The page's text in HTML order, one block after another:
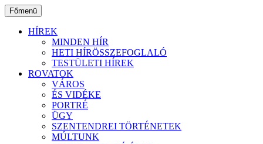
Ugrás
a
tartalomhoz
Főmenü
HÍREK
MINDEN HÍR
HETI HÍRÖSSZEFOGLALÓ
TESTÜLETI HÍREK
ROVATOK
VÁROS
ÉS VIDÉKE
PORTRÉ
ÜGY
SZENTENDREI TÖRTÉNETEK
MÚLTUNK